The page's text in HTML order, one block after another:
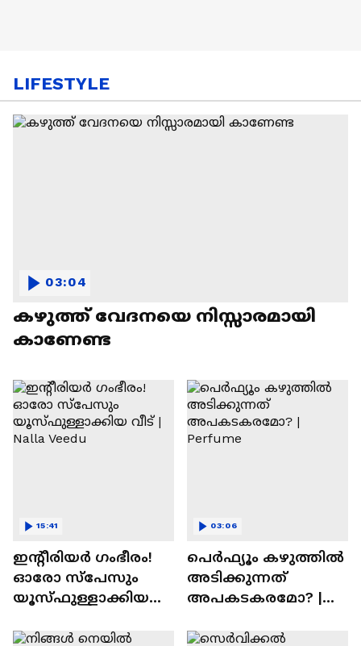
LIFESTYLE
കഴുത്ത് വേദനയെ നിസ്സാരമായി
കാണേണ്ട
03:04
ഇന്റീരിയർ ഗംഭീരം!
ഓരോ സ്‌പേസും
യൂസ്ഫുള്ളാക്കിയ
15:41
പെർഫ്യൂം കഴുത്തിൽ
അടിക്കുന്നത്
അപകടകരമോ? |
03:06